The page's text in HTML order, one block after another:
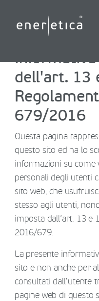
Informativa
dell'art. 13
679/2016
Questa pagina
questo sito ed ha lo
informazioni su
personali degli utenti
sito web, che
stesso agli utenti,
imposta dall’art. 13 e
2016/679.
La presente
sito e non anche per
consultati dall’utente
pagine web di questo